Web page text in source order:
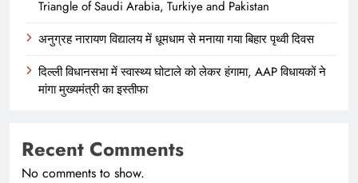
Triangle of Saudi Arabia, Turkiye and Pakistan
अनुग्रह नारायण विद्यालय में धूमधाम से मनाया गया बिहार पृथ्वी दिवस
दिल्ली विधानसभा में स्वास्थ्य घोटाले को लेकर हंगामा, AAP विधायकों ने
मांगा मुख्यमंत्री का इस्तीफा
Recent Comments
No comments to show.